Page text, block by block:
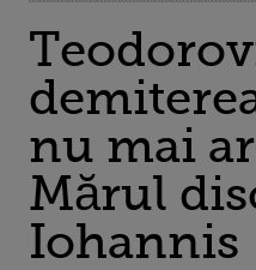
nu mai
Mărul
Iohannis